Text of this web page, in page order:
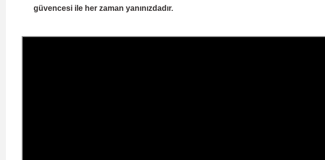
güvencesi ile her zaman yanınızdadır.